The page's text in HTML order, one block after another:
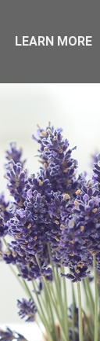
LEARN MORE